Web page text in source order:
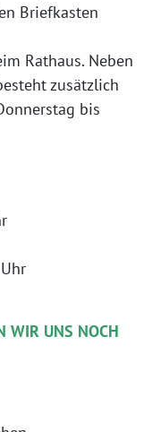
Briefkasten
Rathaus. Neben
zusätzlich
bis
WIR UNS NOCH